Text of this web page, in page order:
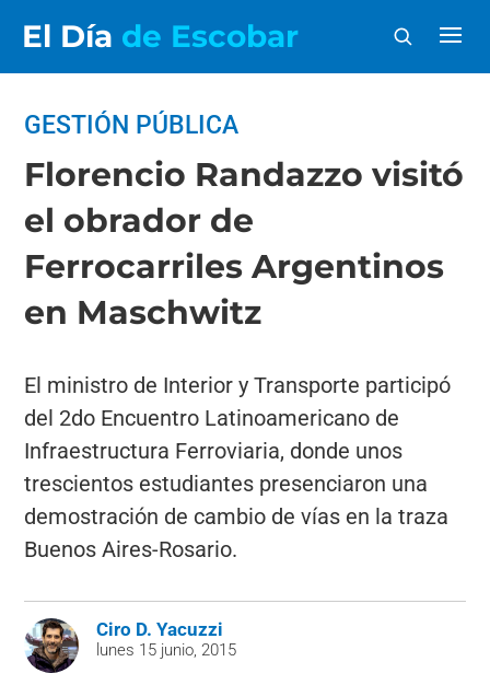
El Día de Escobar
GESTIÓN PÚBLICA
Florencio Randazzo visitó
el obrador de
Ferrocarriles Argentinos
en Maschwitz
El ministro de Interior y Transporte participó
del 2do Encuentro Latinoamericano de
Infraestructura Ferroviaria, donde unos
trescientos estudiantes presenciaron una
demostración de cambio de vías en la traza
Buenos Aires-Rosario.
Ciro D. Yacuzzi
lunes 15 junio, 2015